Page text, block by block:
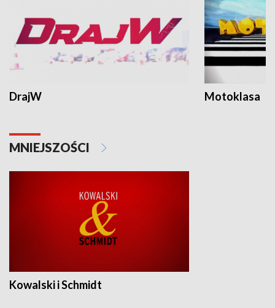
DrajW Motoklasa
MNIEJSZOŚCI
Kowalski i Schmidt